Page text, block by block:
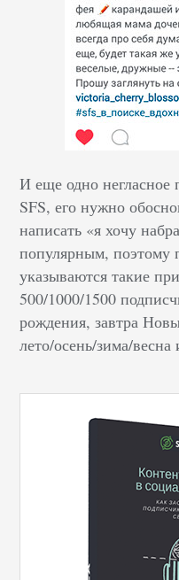
И еще одно
SFS, его нужно
написать «я хочу
популярным, поэтому
указываются такие
500/1000/1500
рождения, завтра
лето/осень/зима/весна